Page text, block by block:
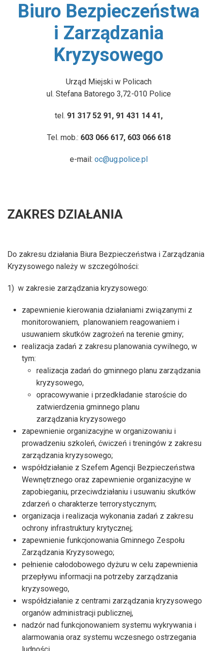
/home/klient.dhosting.pl/gminapolice/police/templates/
: Undefined array key "link" in
/home/klient.dhosting.pl/gminapolice/police/templates/
: Undefined array key "content_expand" in
Biuro Bezpieczeństwa
i Zarządzania
Kryzysowego
Urząd Miejski w Policach
ul. Stefana Batorego 3,72-010 Police
tel. 91 317 52 91, 91 431 14 41,
Tel. mob.: 603 066 617, 603 066 618
e-mail: oc@ug.police.pl
ZAKRES DZIAŁANIA
Do zakresu działania Biura Bezpieczeństwa i Zarządzania
Kryzysowego należy w szczególności:
1) w zakresie zarządzania kryzysowego:
zapewnienie kierowania działaniami związanymi z
monitorowaniem, planowaniem reagowaniem i
usuwaniem skutków zagrożeń na terenie gminy;
realizacja zadań z zakresu planowania cywilnego, w
tym:
realizacja zadań do gminnego planu zarządzania
kryzysowego,
opracowywanie i przedkładanie staroście do
zatwierdzenia gminnego planu
zarządzania kryzysowego
zapewnienie organizacyjne w organizowaniu i
prowadzeniu szkoleń, ćwiczeń i treningów z zakresu
zarządzania kryzysowego;
współdziałanie z Szefem Agencji Bezpieczeństwa
Wewnętrznego oraz zapewnienie organizacyjne w
zapobieganiu, przeciwdziałaniu i usuwaniu skutków
zdarzeń o charakterze terrorystycznym;
organizacja i realizacja wykonania zadań z zakresu
ochrony infrastruktury krytycznej;
zapewnienie funkcjonowania Gminnego Zespołu
Zarządzania Kryzysowego;
pełnienie całodobowego dyżuru w celu zapewnienia
przepływu informacji na potrzeby zarządzania
kryzysowego,
współdziałanie z centrami zarządzania kryzysowego
organów administracji publicznej,
nadzór nad funkcjonowaniem systemu wykrywania i
alarmowania oraz systemu wczesnego ostrzegania